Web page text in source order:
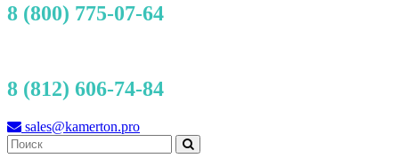
8 (800) 775-07-64
8 (812) 606-74-84
sales@kamerton.pro